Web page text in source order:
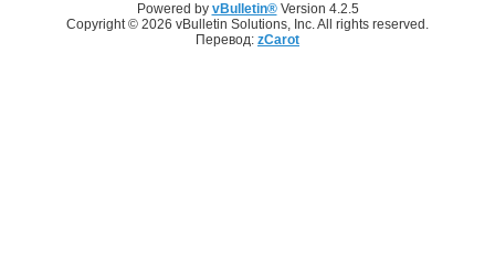
Powered by vBulletin®Version 4.2.5
Copyright © 2026 vBulletin Solutions, Inc. All rights reserved.
Перевод: zCarot